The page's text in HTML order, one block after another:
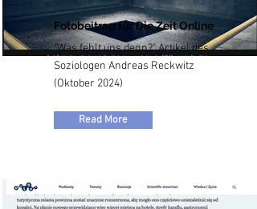
Fotobeitrag für Die Zeit Online
"Was fehlt uns denn?" Artikel des
Soziologen Andreas Reckwitz
(Oktober 2024)
Read More